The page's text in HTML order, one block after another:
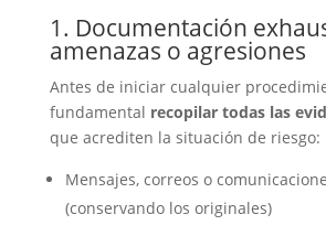
1. Documentación
amenazas o agresiones
Antes de iniciar cualquier
fundamental recopilar todas las
que acrediten la situación de riesgo:
Mensajes, correos o
(conservando los originales)